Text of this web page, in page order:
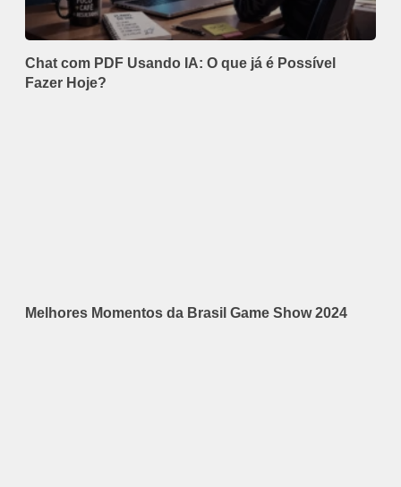
Chat com PDF Usando IA: O que já é Possível
Fazer Hoje?
Melhores Momentos da Brasil Game Show 2024